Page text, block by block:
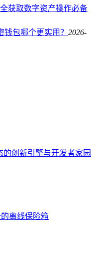
获取数字资产操作必备
钱包哪个更实用？ 2026-
的创新引擎与开发者家园
离线保险箱